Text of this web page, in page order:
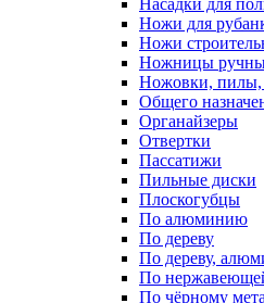
Насадки для
Ножи для
Ножи
Ножницы
Ножовки, пилы,
Общего
Органайзеры
Отвертки
Пассатижи
Пильные диски
Плоскогубцы
По алюминию
По дереву
По дереву,
По
По чёрному